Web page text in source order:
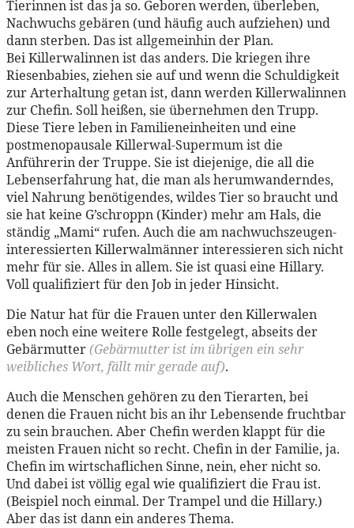
Tierinnen ist das ja so. Geboren werden, überleben,
Nachwuchs gebären (und häufig auch aufziehen) und
dann sterben. Das ist allgemeinhin der Plan.
Bei Killerwalinnen ist das anders. Die kriegen ihre
Riesenbabies, ziehen sie auf und wenn die Schuldigkeit
zur Arterhaltung getan ist, dann werden Killerwalinnen
zur Chefin. Soll heißen, sie übernehmen den Trupp.
Diese Tiere leben in Familieneinheiten und eine
postmenopausale Killerwal-Supermum ist die
Anführerin der Truppe. Sie ist diejenige, die all die
Lebenserfahrung hat, die man als herumwanderndes,
viel Nahrung benötigendes, wildes Tier so braucht und
sie hat keine G’schroppn (Kinder) mehr am Hals, die
ständig „Mami“ rufen. Auch die am nachwuchszeugen-
interessierten Killerwalmänner interessieren sich nicht
mehr für sie. Alles in allem. Sie ist quasi eine Hillary.
Voll qualifiziert für den Job in jeder Hinsicht.
Die Natur hat für die Frauen unter den Killerwalen
eben noch eine weitere Rolle festgelegt, abseits der
Gebärmutter(Gebärmutter ist im übrigen ein sehr
weibliches Wort, fällt mir gerade auf).
Auch die Menschen gehören zu den Tierarten, bei
denen die Frauen nicht bis an ihr Lebensende fruchtbar
zu sein brauchen. Aber Chefin werden klappt für die
meisten Frauen nicht so recht. Chefin in der Familie, ja.
Chefin im wirtschaflichen Sinne, nein, eher nicht so.
Und dabei ist völlig egal wie qualifiziert die Frau ist.
(Beispiel noch einmal. Der Trampel und die Hillary.)
Aber das ist dann ein anderes Thema.